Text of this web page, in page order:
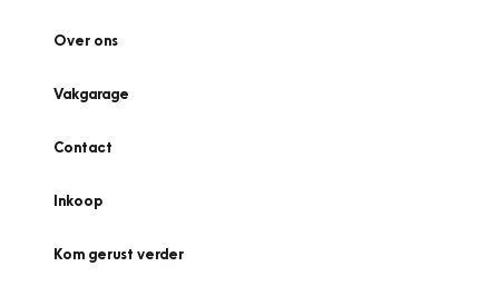
Over ons
Vakgarage
Contact
Inkoop
Kom gerust verder